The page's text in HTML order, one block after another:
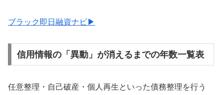
ブラック即日融資ナビ▶
信用情報の「異動」が消えるまでの年数一覧表
任意整理・自己破産・個人再生といった債務整理を行う